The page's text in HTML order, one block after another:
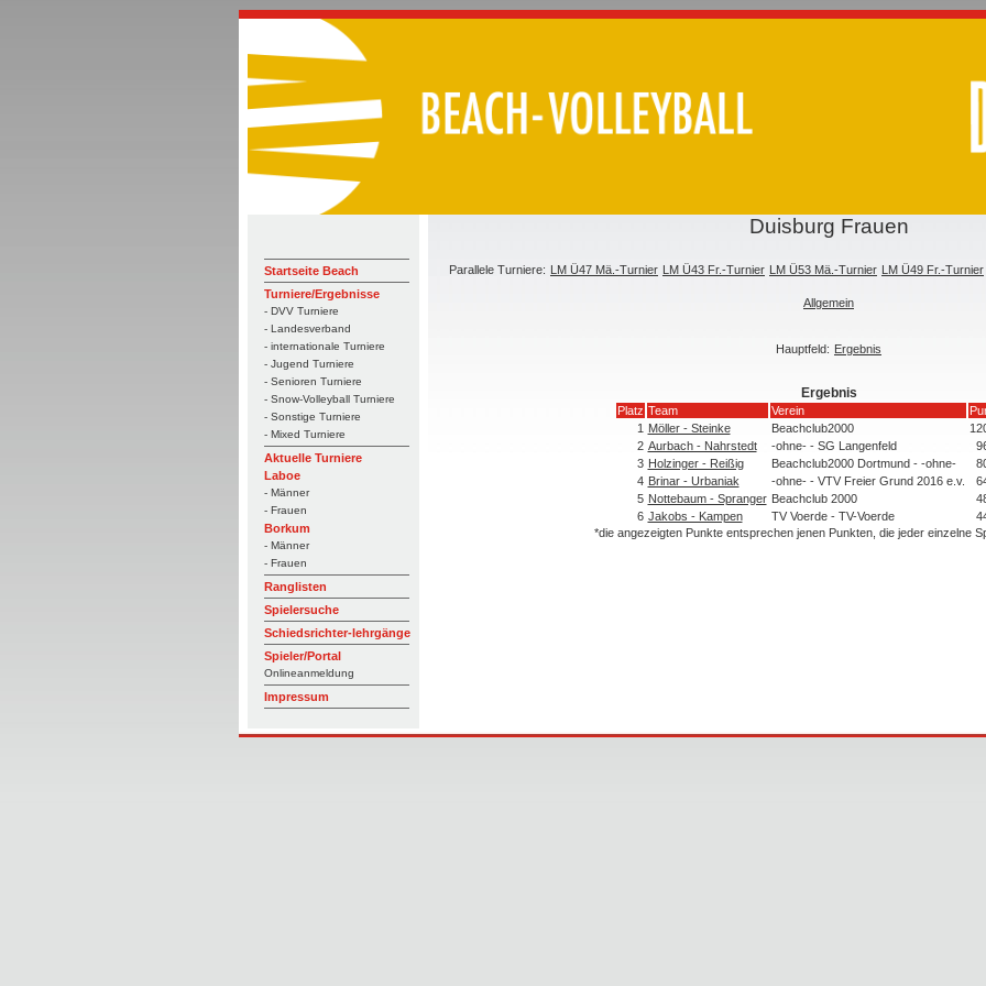
Startseite Beach
Turniere/Ergebnisse
- DVV Turniere
- Landesverband
- internationale Turniere
- Jugend Turniere
- Senioren Turniere
- Snow-Volleyball Turniere
- Sonstige Turniere
- Mixed Turniere
Aktuelle Turniere
Laboe
- Männer
- Frauen
Borkum
- Männer
- Frauen
Ranglisten
Spielersuche
Schiedsrichter-lehrgänge
Spieler/Portal
Onlineanmeldung
Impressum
Duisburg Frauen
Parallele Turniere: LM Ü47 Mä.-Turnier LM Ü43 Fr.-Turnier LM Ü53 Mä.-Turnier LM Ü49 Fr.-Turnier
Allgemein
Hauptfeld: Ergebnis
Ergebnis
Platz Team Verein
1 Möller - Steinke Beachclub2000
2 Aurbach - Nahrstedt -ohne- - SG Langenfeld
3 Holzinger - Reißig Beachclub2000 Dortmund - -ohne-
4 Brinar - Urbaniak -ohne- - VTV Freier Grund 2016 e.v.
5 Nottebaum - Spranger Beachclub 2000
6 Jakobs - Kampen TV Voerde - TV-Voerde
*die angezeigten Punkte entsprechen jenen Punkten, die jeder einzelne